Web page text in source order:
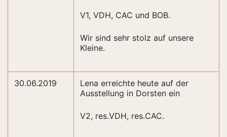
V1, VDH, CAC und BOB.
Wir sind sehr stolz auf unsere
Kleine.
30.06.2019
Lena erreichte heute auf der
Ausstellung in Dorsten ein
V2, res.VDH, res.CAC.